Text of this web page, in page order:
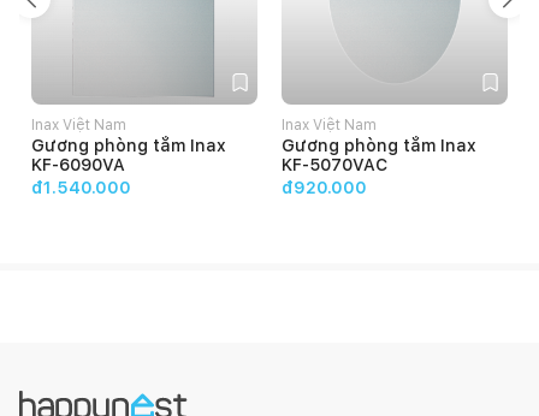
Inax Việt Nam
Gương phòng tắm Inax
KF-6090VA
đ1.540.000
Inax Việt Nam
Gương phòng tắm Inax
KF-5070VAC
đ920.000